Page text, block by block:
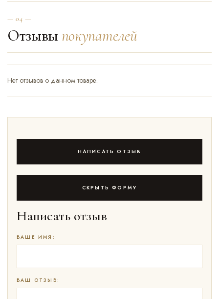
— 04 —
Отзывы покупателей
Нет отзывов о данном товаре.
НАПИСАТЬ ОТЗЫВ
СКРЫТЬ ФОРМУ
Написать отзыв
ВАШЕ ИМЯ:
ВАШ ОТЗЫВ: